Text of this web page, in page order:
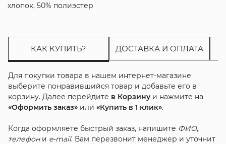
хлопок, 50% полиэстер
КАК КУПИТЬ? ДОСТАВКА И ОПЛАТА
Для покупки товара в нашем интернет-магазине
выберите понравившийся товар и добавьте его в
корзину. Далее перейдите в Корзинуи нажмите на
«Оформить заказ»или «Купить в 1 клик».
Когда оформляете быстрый заказ, напишите ФИО,
телефони e-mail. Вам перезвонит менеджер и уточнит